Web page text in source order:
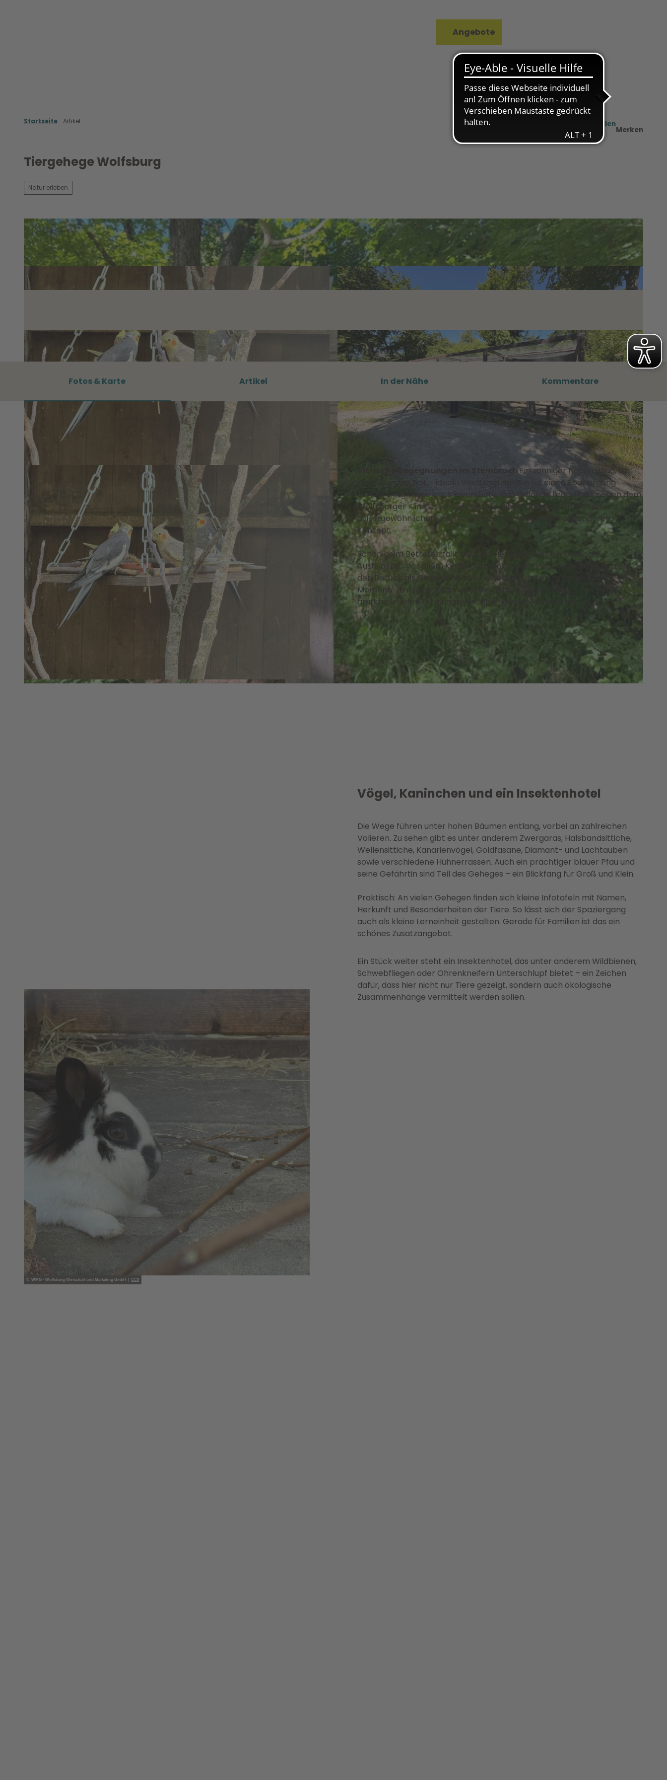
Angebote
Startseite Artikel
PDF
Teilen
Merken
Tiergehege Wolfsburg
Natur erleben
© © WMG - Wolfsburg Wirtschaft und Marketing GmbH | CC0
Fotos & Karte Artikel In der Nähe Kommentare
Tierische Begegnungen im SteinbruchEin sonniger Nachmittag, ein
paar Stunden Zeit – ideale Voraussetzungen für einen Spaziergang
durchs Tiergehege am Klieversberg. Das Gelände liegt direkt neben dem
Wolfsburger Klinikum, eingebettet in einen stillgelegten Steinbruch. Ein
außergewöhnlicher Ort mit Geschichte – und einem besonderen
Konzept.
Schon beim Betreten fällt auf: Das Tiergehege ist ein beliebtes
Ausflugsziel. Vor allem Kindergartengruppen und Schulklassen nutzen
den Besuch als Gelegenheit für Bewegung und erste tierische Aha-
Momente. Entsprechend lebendig geht es zeitweise zu – was dem
grundsätzlichen Erholungswert aber keinen Abbruch tut.
© WMG - Wolfsburg Wirtschaft und Marketing GmbH | CC0
Vögel, Kaninchen und ein Insektenhotel
Die Wege führen unter hohen Bäumen entlang, vorbei an zahlreichen
Volieren. Zu sehen gibt es unter anderem Zwergaras, Halsbandsittiche,
Wellensittiche, Kanarienvögel, Goldfasane, Diamant- und Lachtauben
sowie verschiedene Hühnerrassen. Auch ein prächtiger blauer Pfau und
seine Gefährtin sind Teil des Geheges – ein Blickfang für Groß und Klein.
Praktisch: An vielen Gehegen finden sich kleine Infotafeln mit Namen,
Herkunft und Besonderheiten der Tiere. So lässt sich der Spaziergang
auch als kleine Lerneinheit gestalten. Gerade für Familien ist das ein
schönes Zusatzangebot.
Ein Stück weiter steht ein Insektenhotel, das unter anderem Wildbienen,
Schwebfliegen oder Ohrenkneifern Unterschlupf bietet – ein Zeichen
dafür, dass hier nicht nur Tiere gezeigt, sondern auch ökologische
Zusammenhänge vermittelt werden sollen.